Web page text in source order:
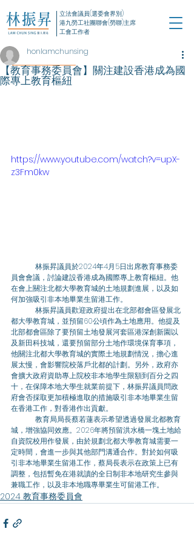
立法會議員(選委會界別)
港九勞工社團聯會(勞聯)主席
工會工作者
【教育事務委員會】關注建設香港成為國
際專上教育樞紐
honlamchunsing
https://www.youtube.com/watch?v=upX-
z3Fm0kw
員會會議，討論建設香港成為國際專上教育樞紐。他
在會上關注北都大學教育城的土地規劃進展，以及如
何加強吸引非本地畢業生留港工作。
都大學教育城，並預留60公頃作為土地應用。他提及
北部都會區除了要預留土地發展河套區港深創新園以
及新田科技城，還要預留部分土地作環境保育事項，
他關注北都大學教育城的實際土地規劃情況，擔心進
展太慢，會影響院校落戶北都的計劃。另外，政府亦
會擴大政府資助專上院校非本地學生限額到百分之四
十，在保障本地大學生就業前提下，林振昇議員問政
府會否採取更加積極進取的措施吸引非本地畢業生留
在香港工作，對香港作出貢獻。
城，增強協同效應。2026年將預留洪水橋一塊土地給
自資院校用作發展，由於規劃北都大學教育城需要一
定時間，會進一步與其他部門溝通合作。對於如何吸
引非本地畢業生留港工作，蔡局長表示在政策上已有
調整，包括暫免在港就讀的全日制非本地研究生參與
兼職工作，以及非本地職專畢業生可留港工作。
2024 教育事務委員會